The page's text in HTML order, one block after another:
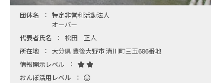
団体名
特定非営利活動法人
オーバー
代表者氏名
松田 正人
所在地
大分県 豊後大野市 清川町三玉686番地
情報開示レベル
おんぽ活用レベル